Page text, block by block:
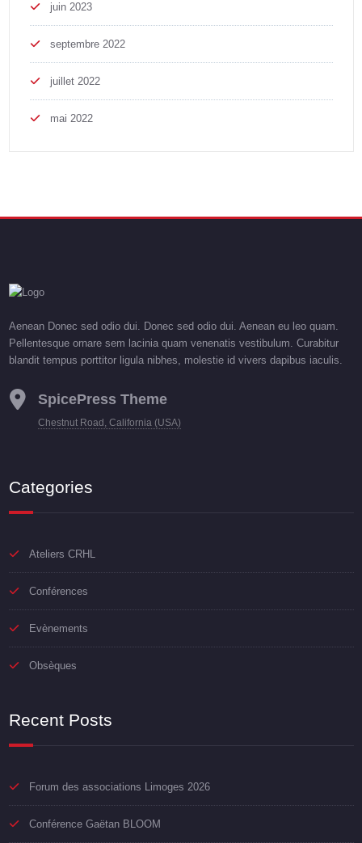
juin 2023
septembre 2022
juillet 2022
mai 2022
Aenean Donec sed odio dui. Donec sed odio dui. Aenean eu leo quam.
Pellentesque ornare sem lacinia quam venenatis vestibulum. Curabitur
blandit tempus porttitor ligula nibhes, molestie id vivers dapibus iaculis.
SpicePress Theme
Chestnut Road, California (USA)
Categories
Ateliers CRHL
Conférences
Evènements
Obsèques
Recent Posts
Forum des associations Limoges 2026
Conférence Gaëtan BLOOM